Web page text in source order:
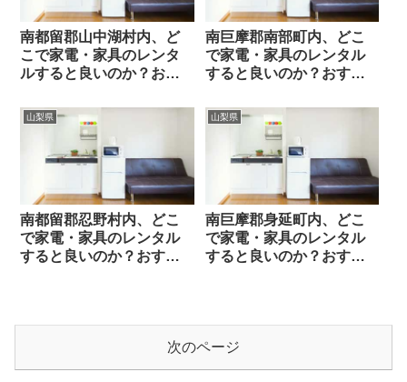
南都留郡山中湖村内、ど
こで家電・家具のレンタ
ルすると良いのか？おす
方のポイント
南巨摩郡南部町内、どこ
で家電・家具のレンタル
すると良いのか？おすす
のポイント
山梨県
南都留郡忍野村内、どこ
で家電・家具のレンタル
すると良いのか？おすす
山梨県
南巨摩郡身延町内、どこ
で家電・家具のレンタル
すると良いのか？おすす
次のページ